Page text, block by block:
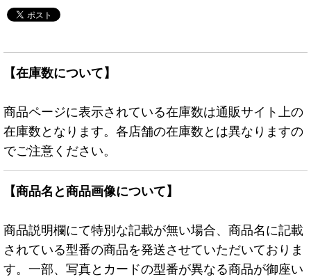
【在庫数について】
商品ページに表示されている在庫数は通販サイト上の
在庫数となります。各店舗の在庫数とは異なりますの
でご注意ください。
【商品名と商品画像について】
商品説明欄にて特別な記載が無い場合、商品名に記載
されている型番の商品を発送させていただいておりま
す。一部、写真とカードの型番が異なる商品が御座い